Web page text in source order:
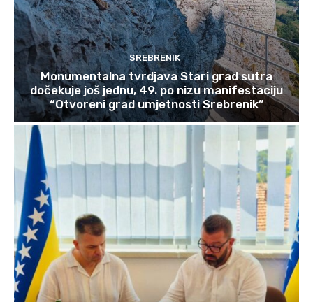
SREBRENIK
Monumentalna tvrdjava Stari grad sutra
dočekuje još jednu, 49. po nizu manifestaciju
“Otvoreni grad umjetnosti Srebrenik”